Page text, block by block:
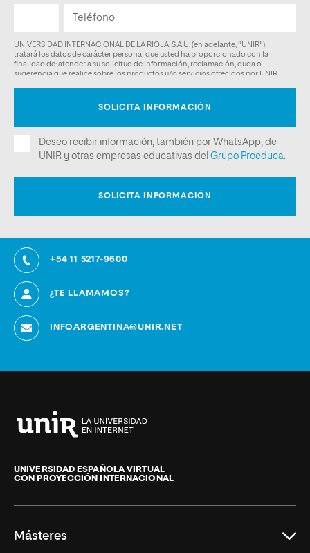
+54 11 5217-9600
¿TE LLAMAMOS?
INFOARGENTINA@UNIR.NET
de
La
UNIVERSIDAD ESPAÑOLA VIRTUAL
CON PROYECCIÓN INTERNACIONAL
Másteres